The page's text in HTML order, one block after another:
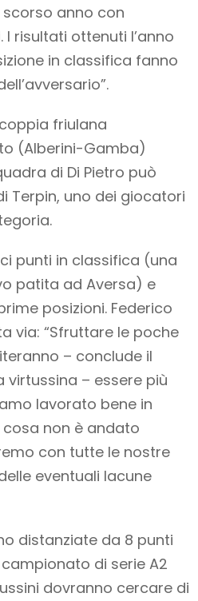
anno con
risultati ottenuti l’anno
in classifica fanno
friulana
(Alberini-Gamba)
di Di Pietro può
Terpin, uno dei giocatori
punti in classifica (una
patita ad Aversa) e
posizioni. Federico
via: “Sfruttare le poche
– conclude il
– essere più
lavorato bene in
non è andato
con tutte le nostre
eventuali lacune
distanziate da 8 punti
di serie A2
dovranno cercare di